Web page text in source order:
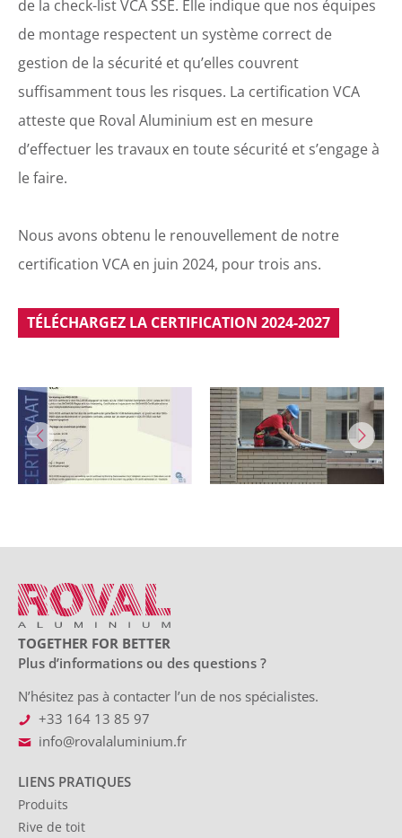
de la check-list VCA SSE. Elle indique que nos équipes
de montage respectent un système correct de
gestion de la sécurité et qu’elles couvrent
suffisamment tous les risques. La certification VCA
atteste que Roval Aluminium est en mesure
d’effectuer les travaux en toute sécurité et s’engage à
le faire.
Nous avons obtenu le renouvellement de notre
certification VCA en juin 2024, pour trois ans.
TÉLÉCHARGEZ LA CERTIFICATION 2024-2027
TOGETHER FOR BETTER
Plus d’informations ou des questions ?
N’hésitez pas à contacter l’un de nos spécialistes.
+33 164 13 85 97
info@rovalaluminium.fr
LIENS PRATIQUES
Produits
Rive de toit